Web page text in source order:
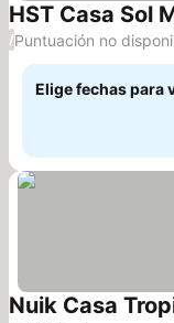
HST Casa Sol
/Puntuación no
Elige fechas para
Nuik Casa